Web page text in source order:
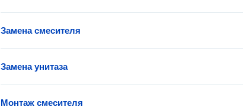
Замена смесителя
Замена унитаза
Монтаж смесителя